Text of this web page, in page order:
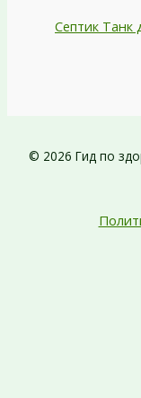
Септик Танк
© 2026 Гид по